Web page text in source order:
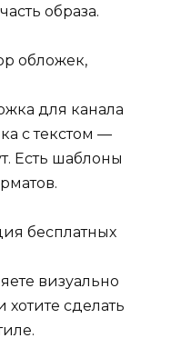
образа.
обложек,
для канала
с текстом —
Есть шаблоны
бесплатных
визуально
хотите сделать